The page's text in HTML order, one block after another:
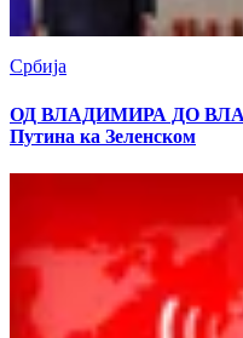
Србија
ОД ВЛАДИМИРА ДО
Путина ка Зеленском